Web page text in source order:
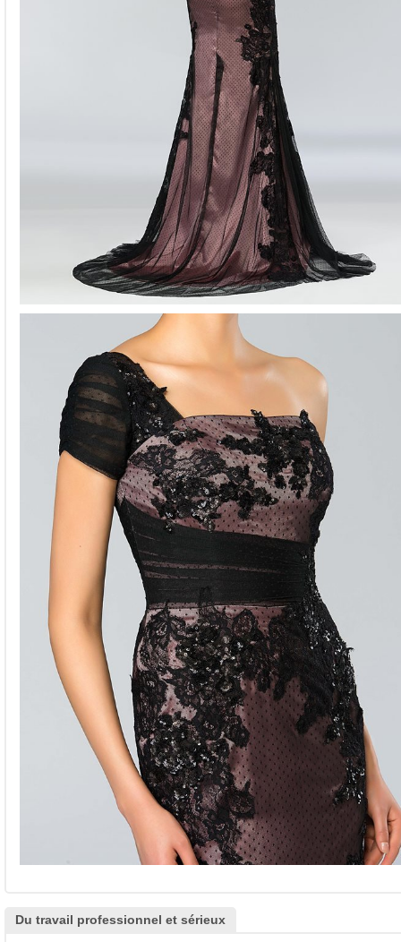
Du travail professionnel et sérieux